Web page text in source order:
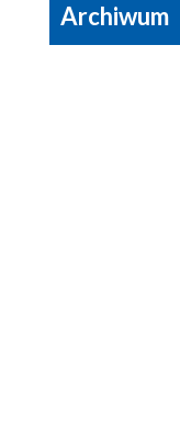
Archiwum